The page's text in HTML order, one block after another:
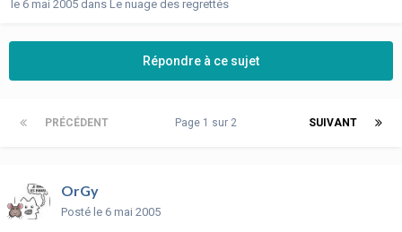
le 6 mai 2005 dans Le nuage des regrettés
Répondre à ce sujet
PRÉCÉDENT SUIVANT
Page 1 sur 2
OrGy
Posté le 6 mai 2005